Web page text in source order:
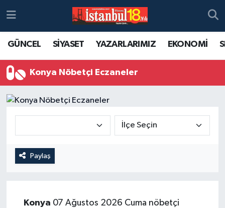
GÜNCEL SİYASET YAZARLARIMIZ EKONOMİ
Konya Nöbetçi Eczaneler
Paylaş
Konya 07 Ağustos 2026 Cuma nöbetçi